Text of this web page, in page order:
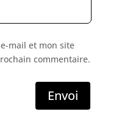
mail et mon site
commentaire.
Envoi